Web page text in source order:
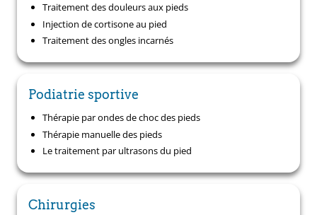
Traitement des douleurs aux pieds
Injection de cortisone au pied
Traitement des ongles incarnés
Podiatrie sportive
Thérapie par ondes de choc des pieds
Thérapie manuelle des pieds
Le traitement par ultrasons du pied
Chirurgies